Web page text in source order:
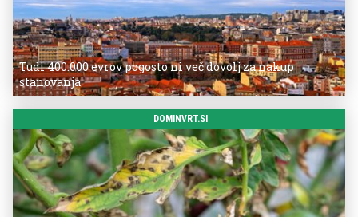
Tudi 400.000 evrov pogosto ni več dovolj za nakup
stanovanja
DOMINVRT.SI